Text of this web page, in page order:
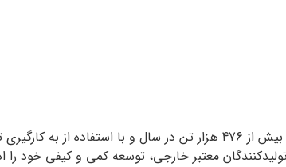
پروفیل جهان با بیش از ربع قرن تجربه و مهارت در تولید مقاطع فولادی با ظرفیت
معتبر خارجی، توسعه کمی و کیفی خود